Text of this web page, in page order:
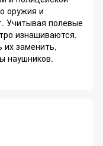
оружия и
Учитывая полевые
изнашиваются.
заменить,
наушников.